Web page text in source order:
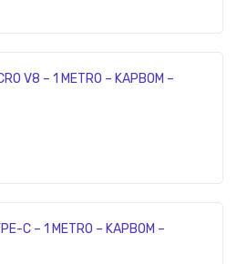
V8 – 1 METRO – KAPBOM –
C – 1 METRO – KAPBOM –